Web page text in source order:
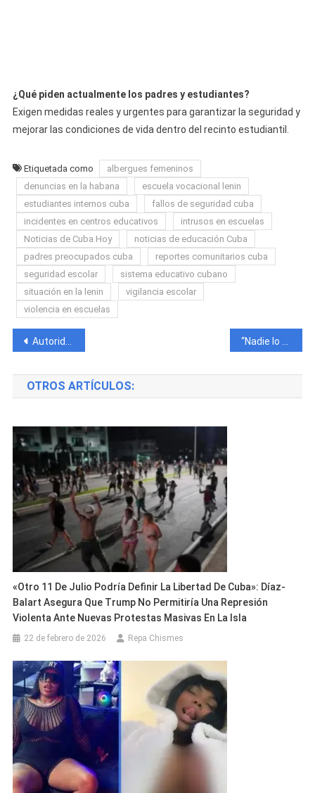
¿Qué piden actualmente los padres y estudiantes?
Exigen medidas reales y urgentes para garantizar la seguridad y
mejorar las condiciones de vida dentro del recinto estudiantil.
Etiquetada como
albergues femeninos
denuncias en la habana
escuela vocacional lenin
estudiantes internos cuba
fallos de seguridad cuba
incidentes en centros educativos
intrusos en escuelas
Noticias de Cuba Hoy
noticias de educación Cuba
padres preocupados cuba
reportes comunitarios cuba
seguridad escolar
sistema educativo cubano
situación en la lenin
vigilancia escolar
violencia en escuelas
Navegación
de
entradas
Autoridades investigan un caso relacionado con un bebé encontrado por vecinos en La Habana
OTROS ARTÍCULOS:
«Otro 11 De Julio Podría Definir La Libertad De Cuba»: Díaz-
Balart Asegura Que Trump No Permitiría Una Represión
Violenta Ante Nuevas Protestas Masivas En La Isla
22 de febrero de 2026 Repa Chismes